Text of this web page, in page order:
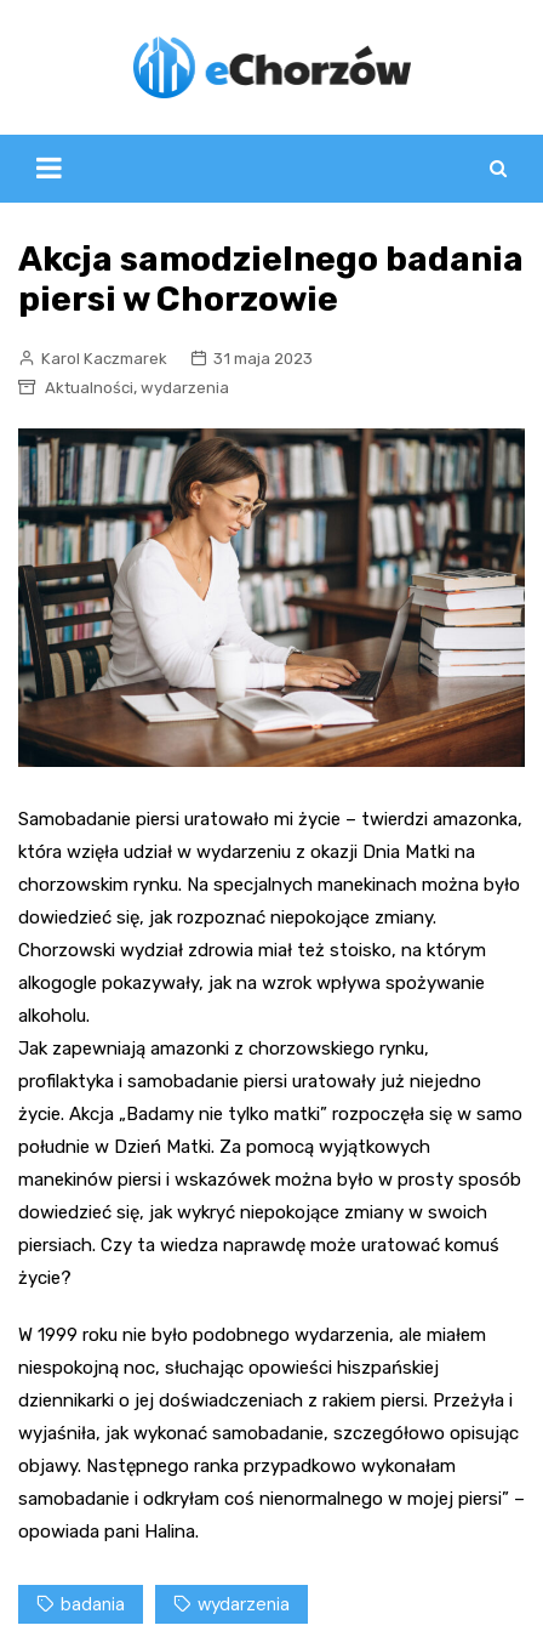
Akcja samodzielnego badania
piersi w Chorzowie
Karol Kaczmarek
31 maja 2023
Aktualności, wydarzenia
Samobadanie piersi uratowało mi życie – twierdzi amazonka,
która wzięła udział w wydarzeniu z okazji Dnia Matki na
chorzowskim rynku. Na specjalnych manekinach można było
dowiedzieć się, jak rozpoznać niepokojące zmiany.
Chorzowski wydział zdrowia miał też stoisko, na którym
alkogogle pokazywały, jak na wzrok wpływa spożywanie
alkoholu.
Jak zapewniają amazonki z chorzowskiego rynku,
profilaktyka i samobadanie piersi uratowały już niejedno
życie. Akcja „Badamy nie tylko matki” rozpoczęła się w samo
południe w Dzień Matki. Za pomocą wyjątkowych
manekinów piersi i wskazówek można było w prosty sposób
dowiedzieć się, jak wykryć niepokojące zmiany w swoich
piersiach. Czy ta wiedza naprawdę może uratować komuś
życie?
W 1999 roku nie było podobnego wydarzenia, ale miałem
niespokojną noc, słuchając opowieści hiszpańskiej
dziennikarki o jej doświadczeniach z rakiem piersi. Przeżyła i
wyjaśniła, jak wykonać samobadanie, szczegółowo opisując
objawy. Następnego ranka przypadkowo wykonałam
samobadanie i odkryłam coś nienormalnego w mojej piersi” –
opowiada pani Halina.
badania wydarzenia